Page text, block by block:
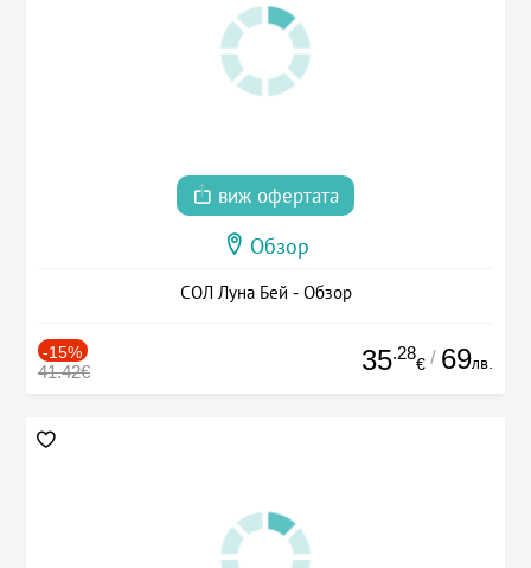
виж офертата
Обзор
СОЛ Луна Бей - Обзор
-15%
41.42€ 35.28
€ / 69лв.